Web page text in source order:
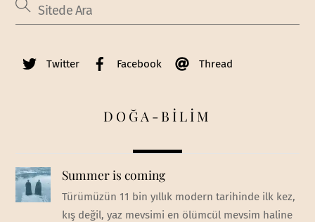
Twitter Facebook Thread
DOĞA-BİLİM
Summer is coming
Türümüzün 11 bin yıllık modern tarihinde ilk kez,
kış değil, yaz mevsimi en ölümcül mevsim haline